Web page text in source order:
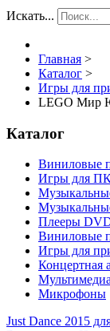
Искать...
Главная >
Каталог >
Игры для
LEGO Мир
Каталог
Виниловые
Игры для
Плееры
Виниловые
Игры для
Концертная
Микрофоны
Just Dance 2015